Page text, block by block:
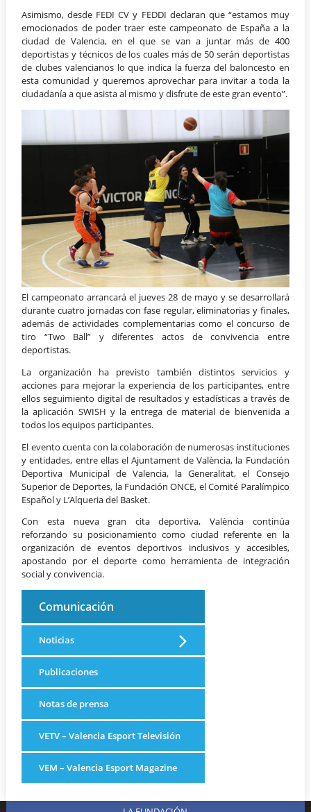
Asimismo, desde FEDI CV y FEDDI declaran que “estamos muy
emocionados de poder traer este campeonato de España a la
ciudad de Valencia, en el que se van a juntar más de 400
deportistas y técnicos de los cuales más de 50 serán deportistas
de clubes valencianos lo que indica la fuerza del baloncesto en
esta comunidad y queremos aprovechar para invitar a toda la
ciudadanía a que asista al mismo y disfrute de este gran evento”.
El campeonato arrancará el jueves 28 de mayo y se desarrollará
durante cuatro jornadas con fase regular, eliminatorias y finales,
además de actividades complementarias como el concurso de
tiro “Two Ball” y diferentes actos de convivencia entre
deportistas.
La organización ha previsto también distintos servicios y
acciones para mejorar la experiencia de los participantes, entre
ellos seguimiento digital de resultados y estadísticas a través de
la aplicación SWISH y la entrega de material de bienvenida a
todos los equipos participantes.
El evento cuenta con la colaboración de numerosas instituciones
y entidades, entre ellas el Ajuntament de València, la Fundación
Deportiva Municipal de Valencia, la Generalitat, el Consejo
Superior de Deportes, la Fundación ONCE, el Comité Paralímpico
Español y L’Alqueria del Basket.
Con esta nueva gran cita deportiva, València continúa
reforzando su posicionamiento como ciudad referente en la
organización de eventos deportivos inclusivos y accesibles,
apostando por el deporte como herramienta de integración
social y convivencia.
Comunicación
Noticias
Publicaciones
Notas de prensa
VETV – Valencia Esport Televisión
VEM – Valencia Esport Magazine